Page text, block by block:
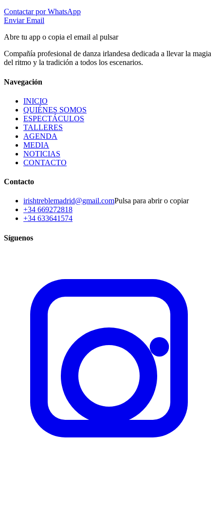
Contactar por WhatsApp
Enviar Email
Abre tu app o copia el email al pulsar
Compañía profesional de danza irlandesa dedicada a llevar la magia
del ritmo y la tradición a todos los escenarios.
Navegación
INICIO
QUIÉNES SOMOS
ESPECTÁCULOS
TALLERES
AGENDA
MEDIA
NOTICIAS
CONTACTO
Contacto
irishtreblemadrid@gmail.comPulsa para abrir o copiar
+34 669272818
+34 633641574
Síguenos